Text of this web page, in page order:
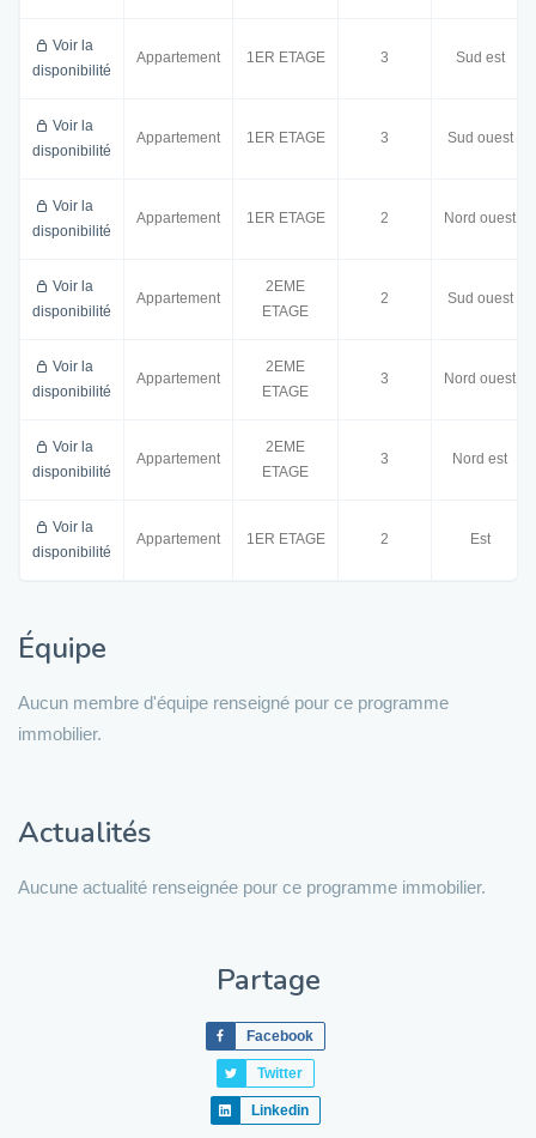
Voir la
disponibilité
Appartement 1ER ETAGE 3 Sud est
Voir la
disponibilité
Appartement 1ER ETAGE 3 Sud ouest
Voir la
disponibilité
Appartement 1ER ETAGE 2 Nord ouest
Voir la
disponibilité
Appartement
2EME
ETAGE
2 Sud ouest
Voir la
disponibilité
Appartement
2EME
ETAGE
3 Nord ouest
Voir la
disponibilité
Appartement
2EME
ETAGE
3 Nord est
Voir la
disponibilité
Appartement 1ER ETAGE 2 Est
Équipe
Aucun membre d'équipe renseigné pour ce programme
immobilier.
Actualités
Aucune actualité renseignée pour ce programme immobilier.
Partage
Facebook
Twitter
Linkedin